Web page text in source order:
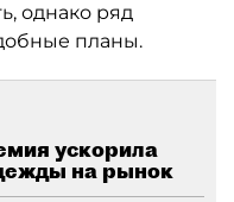
однако ряд
планы.
ускорила
на рынок